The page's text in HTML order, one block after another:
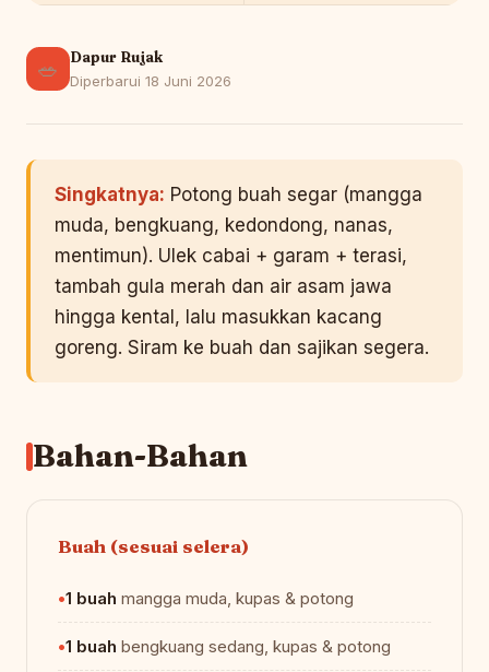
🥗
Dapur Rujak
Diperbarui 18 Juni 2026
Singkatnya: Potong buah segar (mangga
muda, bengkuang, kedondong, nanas,
mentimun). Ulek cabai + garam + terasi,
tambah gula merah dan air asam jawa
hingga kental, lalu masukkan kacang
goreng. Siram ke buah dan sajikan segera.
Bahan-Bahan
Buah (sesuai selera)
1 buah mangga muda, kupas & potong
1 buah bengkuang sedang, kupas & potong